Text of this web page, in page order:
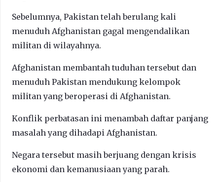
Sebelumnya, Pakistan telah berulang kali
menuduh Afghanistan gagal mengendalikan
militan di wilayahnya.
Afghanistan membantah tuduhan tersebut dan
menuduh Pakistan mendukung kelompok
militan yang beroperasi di Afghanistan.
Konflik perbatasan ini menambah daftar panjang
masalah yang dihadapi Afghanistan.
Negara tersebut masih berjuang dengan krisis
ekonomi dan kemanusiaan yang parah.